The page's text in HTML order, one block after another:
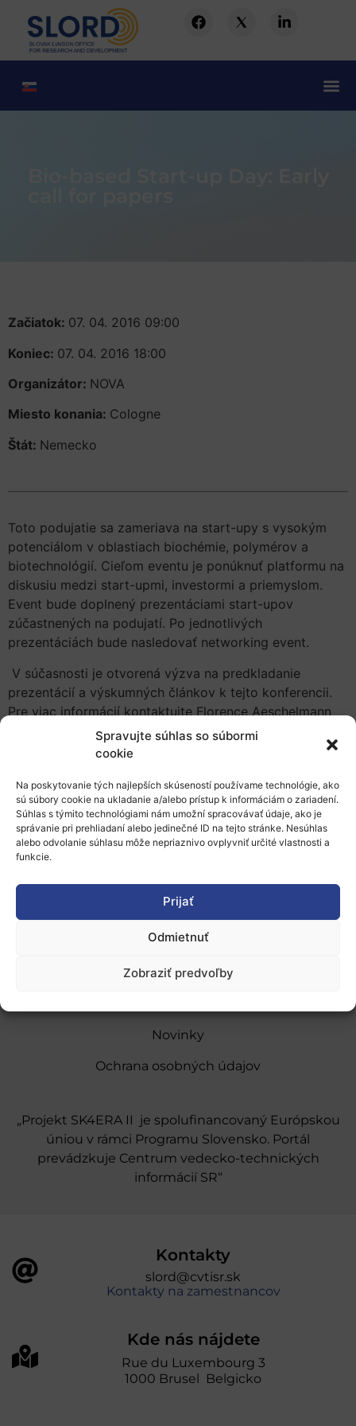
Spravujte súhlas so súbormi
cookie
Na poskytovanie tých najlepších skúseností používame technológie, ako
sú súbory cookie na ukladanie a/alebo prístup k informáciám o zariadení.
Súhlas s týmito technológiami nám umožní spracovávať údaje, ako je
správanie pri prehliadaní alebo jedinečné ID na tejto stránke. Nesúhlas
alebo odvolanie súhlasu môže nepriaznivo ovplyvniť určité vlastnosti a
funkcie.
Prijať
Odmietnuť
Zobraziť predvoľby
Začiatok: 07. 04. 2016 09:00
Koniec: 07. 04. 2016 18:00
Organizátor: NOVA
Miesto konania: Cologne
Štát: Nemecko
Toto podujatie sa zameriava na start-upy s vysokým
potenciálom v oblastiach biochémie, polymérov a
biotechnológií. Cieľom eventu je ponúknuť platformu na
diskusiu medzi start-upmi, investormi a priemyslom.
Event bude doplnený prezentáciami start-upov
zúčastnených na podujatí. Po jednotlivých
prezentáciách bude nasledovať networking event.
V súčasnosti je otvorená výzva na predkladanie
prezentácií a výskumných článkov k tejto konferencii.
Pre viac informácií kontaktujte Florence Aeschelmann
florence.aeschelmann@nova-institut.de
podrobností nájdete na
Pridať do Google Kalendára
O nás
Naše služby
Financovanie a podpora
Novinky
Ochrana osobných údajov
„Projekt SK4ERA II je spolufinancovaný Európskou
úniou v rámci Programu Slovensko. Portál
prevádzkuje Centrum vedecko-technických
informácií SR“
Kontakty
slord@cvtisr.sk
Kontakty na zamestnancov
Kde nás nájdete
Rue du Luxembourg 3
1000 Brusel Belgicko